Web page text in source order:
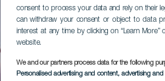
consent to process your data and rely on their
can withdraw your consent or object to data
interest at any time by clicking on “Learn More”
website.
We and our partners process data for the following
Personalised advertising and content, advertising